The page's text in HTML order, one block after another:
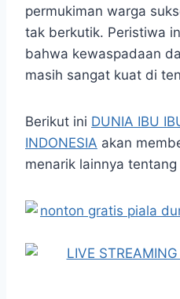
permukiman warga
tak berkutik. Peristiwa
bahwa kewaspadaan
masih sangat kuat di
Berikut ini DUNIA IBU
INDONESIA akan
menarik lainnya